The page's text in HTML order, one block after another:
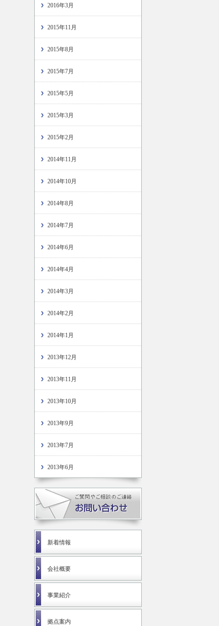
2016年3月
2015年11月
2015年8月
2015年7月
2015年5月
2015年3月
2015年2月
2014年11月
2014年10月
2014年8月
2014年7月
2014年6月
2014年4月
2014年3月
2014年2月
2014年1月
2013年12月
2013年11月
2013年10月
2013年9月
2013年7月
2013年6月
新着情報
会社概要
事業紹介
拠点案内